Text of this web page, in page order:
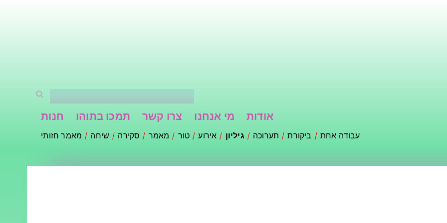
אודות מי אנחנו צרו קשר תמכו בתוהו חנות
מאמר חזותי שיחה סקירה מאמר טור אירוע גיליון תערוכה ביקורת עבודה אחת